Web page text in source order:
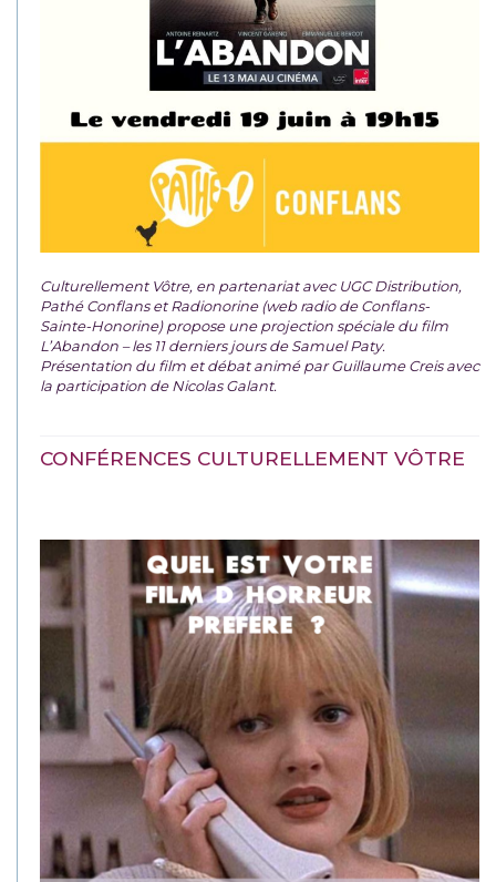
Culturellement Vôtre, en partenariat avec UGC Distribution,
Pathé Conflans et Radionorine (web radio de Conflans-
Sainte-Honorine) propose une projection spéciale du film
L’Abandon – les 11 derniers jours de Samuel Paty.
Présentation du film et débat animé par Guillaume Creis avec
la participation de Nicolas Galant.
CONFÉRENCES CULTURELLEMENT VÔTRE